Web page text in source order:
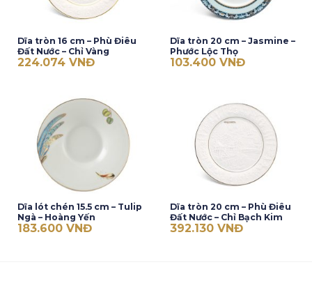
Dĩa tròn 16 cm – Phù Điêu
Đất Nước – Chỉ Vàng
224.074 VNĐ
Dĩa tròn 20 cm – Jasmine –
Phước Lộc Thọ
103.400 VNĐ
Dĩa lót chén 15.5 cm – Tulip
Ngà – Hoàng Yến
183.600 VNĐ
Dĩa tròn 20 cm – Phù Điêu
Đất Nước – Chỉ Bạch Kim
392.130 VNĐ